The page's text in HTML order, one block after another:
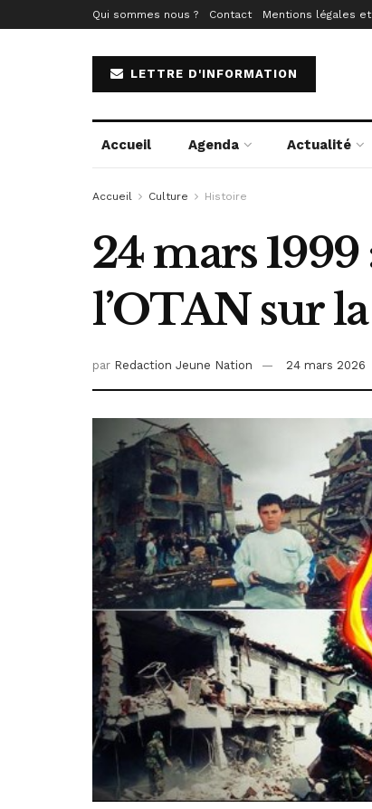
Qui sommes nous ? Contact Mentions légales et
LETTRE D'INFORMATION
Accueil Agenda Actualité
Accueil Culture Histoire
24 mars
l’OTAN sur
par Redaction Jeune Nation 24 mars 2026